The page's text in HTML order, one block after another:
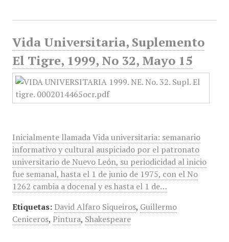
Vida Universitaria, Suplemento
El Tigre, 1999, No 32, Mayo 15
Inicialmente llamada Vida universitaria: semanario
informativo y cultural auspiciado por el patronato
universitario de Nuevo León, su periodicidad al inicio
fue semanal, hasta el 1 de junio de 1975, con el No
1262 cambia a docenal y es hasta el 1 de…
Etiquetas: David Alfaro Siqueiros, Guillermo
Ceniceros, Pintura, Shakespeare